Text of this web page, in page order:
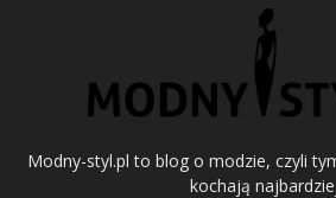
Modny-styl.pl to blog o modzie, czyli
kochają